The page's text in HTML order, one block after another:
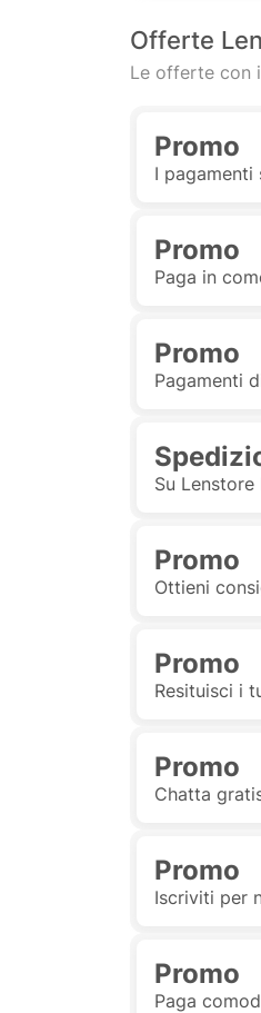
Offerte
Le offerte con
Promo
I pagamenti
Promo
Paga in
Promo
Pagamenti
Su
Promo
Ottieni
Promo
Resituisci i
Promo
Chatta
Promo
Iscriviti per
Promo
Paga